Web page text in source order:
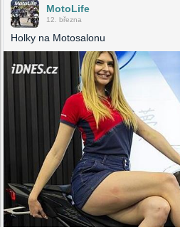
MotoLife
12. března
Holky na Motosalonu